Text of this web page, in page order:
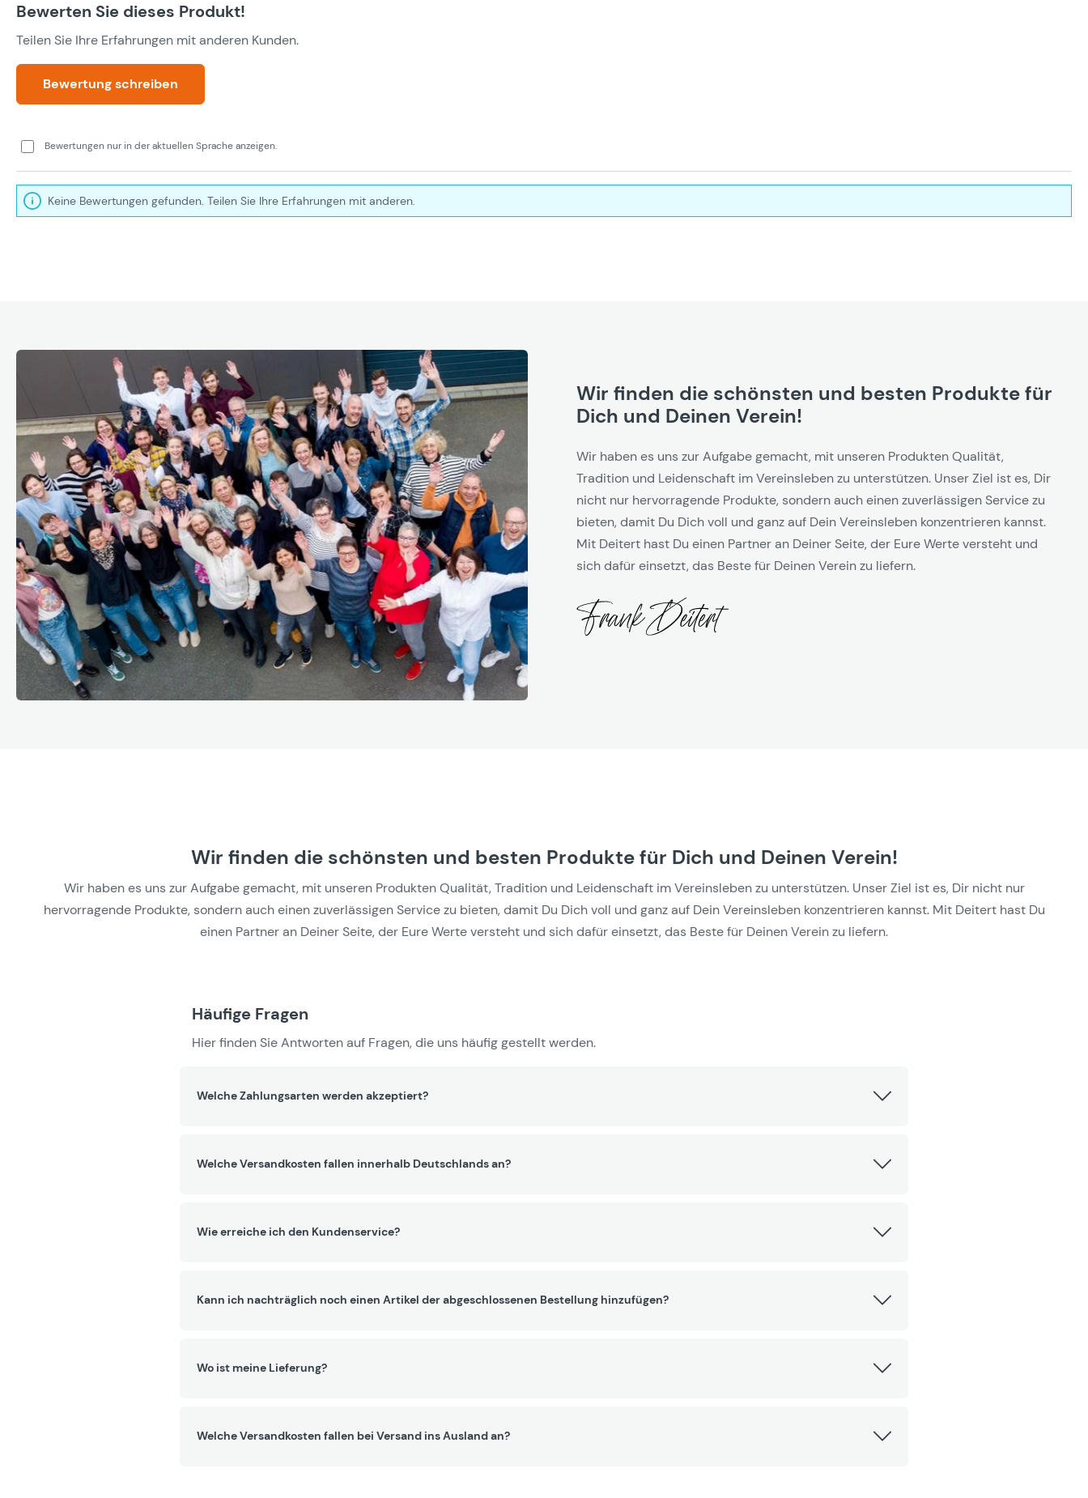
Bewerten Sie dieses Produkt!
Teilen Sie Ihre Erfahrungen mit anderen Kunden.
Bewertung schreiben
Bewertungen nur in der aktuellen Sprache anzeigen.
Keine Bewertungen gefunden. Teilen Sie Ihre Erfahrungen mit anderen.
Wir finden die schönsten und besten Produkte für
Dich und Deinen Verein!
Wir haben es uns zur Aufgabe gemacht, mit unseren Produkten Qualität,
Tradition und Leidenschaft im Vereinsleben zu unterstützen. Unser Ziel ist es, Dir
nicht nur hervorragende Produkte, sondern auch einen zuverlässigen Service zu
bieten, damit Du Dich voll und ganz auf Dein Vereinsleben konzentrieren kannst.
Mit Deitert hast Du einen Partner an Deiner Seite, der Eure Werte versteht und
sich dafür einsetzt, das Beste für Deinen Verein zu liefern.
Wir finden die schönsten und besten Produkte für Dich und Deinen Verein!
Wir haben es uns zur Aufgabe gemacht, mit unseren Produkten Qualität, Tradition und Leidenschaft im Vereinsleben zu unterstützen. Unser Ziel ist es, Dir nicht nur
hervorragende Produkte, sondern auch einen zuverlässigen Service zu bieten, damit Du Dich voll und ganz auf Dein Vereinsleben konzentrieren kannst. Mit Deitert hast Du
einen Partner an Deiner Seite, der Eure Werte versteht und sich dafür einsetzt, das Beste für Deinen Verein zu liefern.
Häufige Fragen
Hier finden Sie Antworten auf Fragen, die uns häufig gestellt werden.
Welche Zahlungsarten werden akzeptiert?
Welche Versandkosten fallen innerhalb Deutschlands an?
Wie erreiche ich den Kundenservice?
Kann ich nachträglich noch einen Artikel der abgeschlossenen Bestellung hinzufügen?
Wo ist meine Lieferung?
Welche Versandkosten fallen bei Versand ins Ausland an?